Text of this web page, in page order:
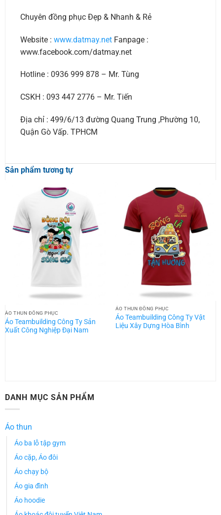
Chuyên đồng phục Đẹp & Nhanh & Rẻ
Website : www.datmay.netFanpage :
www.facebook.com/datmay.net
Hotline : 0936 999 878 – Mr. Tùng
CSKH : 093 447 2776 – Mr. Tiến
Địa chỉ : 499/6/13 đường Quang Trung ,Phường 10,
Quận Gò Vấp. TPHCM
Sản phẩm tương tự
ÁO THUN ĐỒNG PHỤC
Áo Teambuilding Công Ty Sản
Xuất Công Nghiệp Đại Nam
ÁO THUN ĐỒNG PHỤC
Áo Teambuilding Công Ty Vật
Liệu Xây Dựng Hòa Bình
DANH MỤC SẢN PHẨM
Áo thun
Áo ba lỗ tập gym
Áo cặp, Áo đôi
Áo chạy bộ
Áo gia đình
Áo hoodie